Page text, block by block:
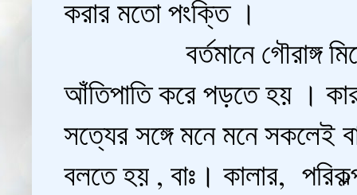
করার মতো পংক্তি ।
বর্তমানে গৌরাঙ্গ
আঁতিপাতি করে পড়তে হয় ।
সত্যের সঙ্গে মনে মনে সকলেই
বলতে হয় , বাঃ। কালার,